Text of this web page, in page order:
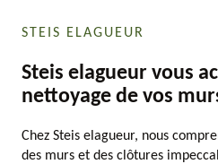
STEIS ELAGUEUR
Steis elagueur vous
nettoyage de vos
Chez Steis elagueur, nous
des murs et des clôtures